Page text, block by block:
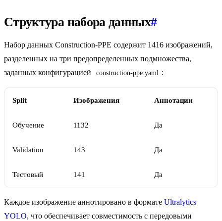
Структура набора данных#
Набор данных Construction-PPE содержит 1416 изображений,
разделенных на три предопределенных подмножества,
заданных конфигурацией
construction-ppe.yaml :
Split Изображения Аннотации
Обучение 1132 Да
Validation 143 Да
Тестовый 141 Да
Каждое изображение аннотировано в формате Ultralytics
YOLO, что обеспечивает совместимость с передовыми